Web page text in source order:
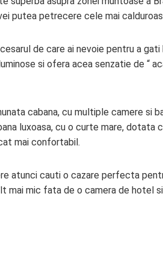
putea petrecere cele mai
de care ai nevoie pentru a
si ofera acea senzatie de “
cabana, cu multiple camere si
luxoasa, cu o curte mare, dotata
mai confortabil.
atunci cauti o cazare perfecta
mai mic fata de o camera de hotel